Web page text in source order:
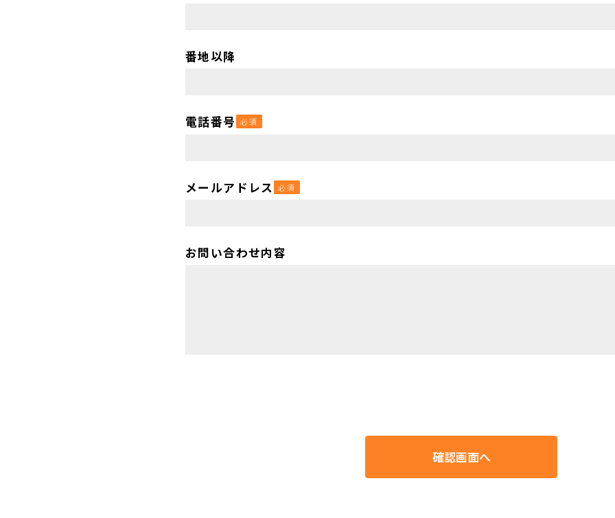
番地以降
電話番号 必須
メールアドレス 必須
お問い合わせ内容